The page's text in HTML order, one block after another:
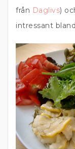
från Daglivs)
intressant